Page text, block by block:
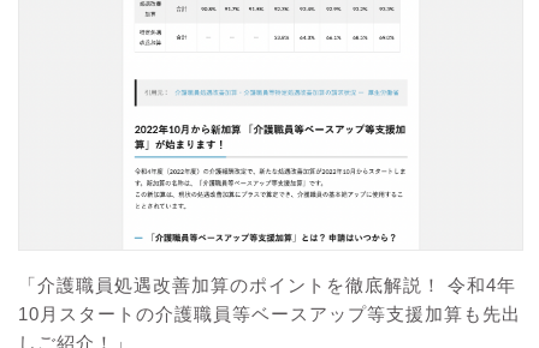
「介護職員処遇改善加算のポイントを徹底解説！ 令和4年
10月スタートの介護職員等ベースアップ等支援加算も先出
しご紹介！」